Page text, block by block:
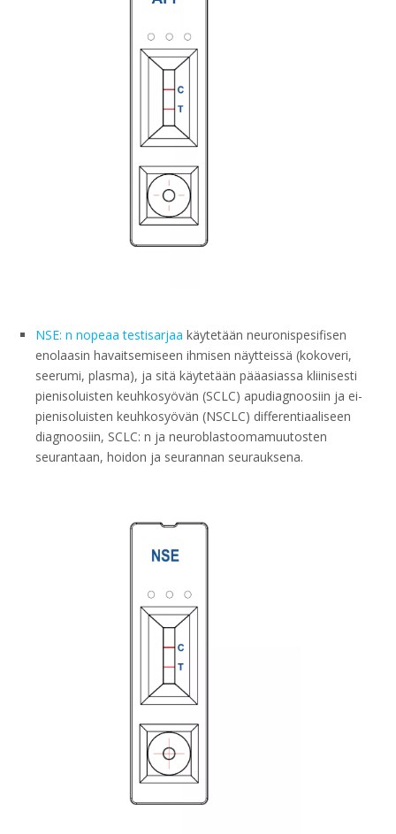
NSE: n nopeaa testisarjaa käytetään neuronispesifisen
enolaasin havaitsemiseen ihmisen näytteissä (kokoveri,
seerumi, plasma), ja sitä käytetään pääasiassa kliinisesti
pienisoluisten keuhkosyövän (SCLC) apudiagnoosiin ja ei-
pienisoluisten keuhkosyövän (NSCLC) differentiaaliseen
diagnoosiin, SCLC: n ja neuroblastoomamuutosten
seurantaan, hoidon ja seurannan seurauksena.